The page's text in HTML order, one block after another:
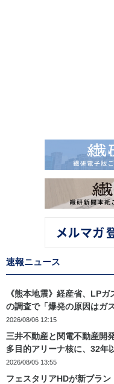
速報ニュース
《熊本地震》経産省、LP
の調査で「爆発の原因はガ
2026/08/06 12:15
三井不動産と関電不動産
多目的アリーナ核に、32年
2026/08/05 13:55
フェスタリアHDが新ブラ